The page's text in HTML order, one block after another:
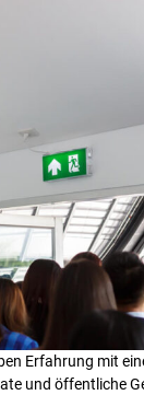
Erfahrung mit
und öffentliche